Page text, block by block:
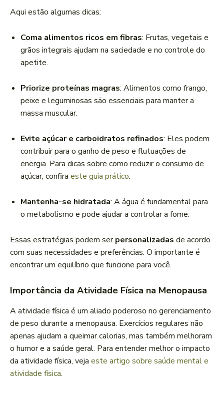
Aqui estão algumas dicas:
Coma alimentos ricos em fibras: Frutas, vegetais e
grãos integrais ajudam na saciedade e no controle do
apetite.
Priorize proteínas magras: Alimentos como frango,
peixe e leguminosas são essenciais para manter a
massa muscular.
Evite açúcar e carboidratos refinados: Eles podem
contribuir para o ganho de peso e flutuações de
energia. Para dicas sobre como reduzir o consumo de
açúcar, confira este guia prático.
Mantenha-se hidratada: A água é fundamental para
o metabolismo e pode ajudar a controlar a fome.
Essas estratégias podem serpersonalizadas de acordo
com suas necessidades e preferências. O importante é
encontrar um equilíbrio que funcione para você.
Importância da Atividade Física na Menopausa
A atividade física é um aliado poderoso no gerenciamento
de peso durante a menopausa. Exercícios regulares não
apenas ajudam a queimar calorias, mas também melhoram
o humor e a saúde geral. Para entender melhor o impacto
da atividade física, veja este artigo sobre saúde mental e
atividade física.